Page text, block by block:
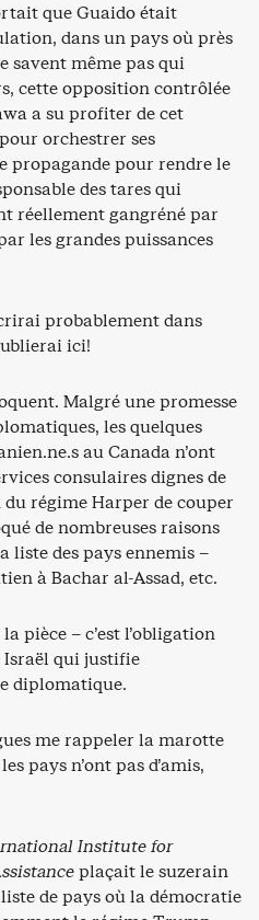
que Guaido était
dans un pays où près
savent même pas qui
cette opposition contrôlée
a su profiter de cet
orchestrer ses
propagande pour rendre le
des tares qui
réellement gangréné par
les grandes puissances
probablement dans
ici!
Malgré une promesse
les quelques
au Canada n’ont
consulaires dignes de
régime Harper de couper
de nombreuses raisons
liste des pays ennemis –
à Bachar al-Assad, etc.
pièce – c’est l’obligation
Israël qui justifie
diplomatique.
me rappeler la marotte
pays n’ont pas d’amis,
Institute for
plaçait le suzerain
de pays où la démocratie